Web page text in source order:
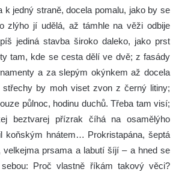
k jedný straně, docela pomalu, jako by se
zlýho jí udělá, až támhle na věži odbije
jediná stavba široko daleko, jako prst
tam, kde se cesta dělí ve dvě; z fasády
a za slepým okýnkem až docela
střechy by moh viset zvon z černý litiny;
půlnoc, hodinu duchů. Třeba tam visí;
beztvarej přízrak číhá na osamělýho
koňským hnátem… Prokristapána, šeptá
prsama a labutí šíjí – a hned se
Proč vlastně říkám takový věci?